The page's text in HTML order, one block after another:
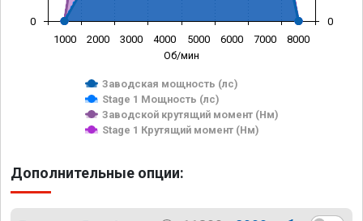
Об/мин
Заводская мощность (лс)
Stage 1 Мощность (лс)
Заводской крутящий момент (Нм)
Stage 1 Крутящий момент (Нм)
1000 2000 3000 4000 5000 6000 7000 8000
0 0
Дополнительные опции: